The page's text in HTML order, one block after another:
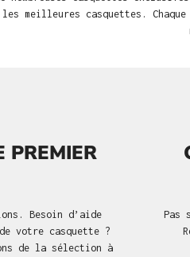
meilleures casquettes.
PREMIER
Besoin d’aide
votre casquette ?
de la sélection à
Pas